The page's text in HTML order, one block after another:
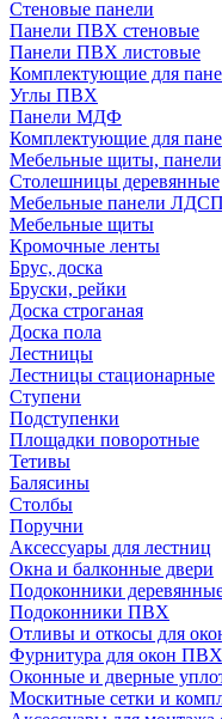
Стеновые панели
Панели ПВХ стеновые
Панели ПВХ листовые
Комплектующие для
Углы ПВХ
Панели МДФ
Комплектующие для
Мебельные щиты,
Столешницы деревянные
Мебельные панели ЛДСП
Мебельные щиты
Кромочные ленты
Брус, доска
Бруски, рейки
Доска строганая
Доска пола
Лестницы
Лестницы стационарные
Ступени
Подступенки
Площадки поворотные
Тетивы
Балясины
Столбы
Поручни
Аксессуары для лестниц
Окна и балконные двери
Подоконники
Подоконники ПВХ
Отливы и откосы для
Фурнитура для окон ПВХ
Оконные и дверные
Москитные сетки и